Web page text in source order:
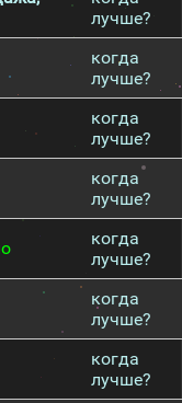
лучше?
когда
лучше?
когда
лучше?
когда
лучше?
когда
лучше?
когда
лучше?
когда
лучше?